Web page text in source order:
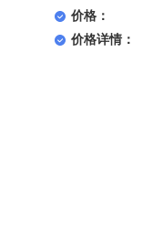
价格：
价格详情：